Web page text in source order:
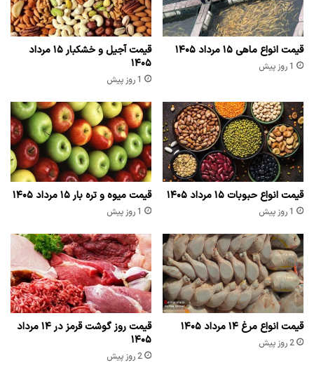
قیمت انواع ماهی ۱۵ مرداد ۱۴۰۵
1 روز پیش
قیمت آجیل و خشکبار ۱۵ مرداد
۱۴۰۵
1 روز پیش
قیمت انواع حبوبات ۱۵ مرداد ۱۴۰۵
1 روز پیش
قیمت میوه و تره بار ۱۵ مرداد ۱۴۰۵
1 روز پیش
قیمت انواع مرغ ۱۴ مرداد ۱۴۰۵
2 روز پیش
قیمت روز گوشت قرمز در ۱۴ مرداد
۱۴۰۵
2 روز پیش